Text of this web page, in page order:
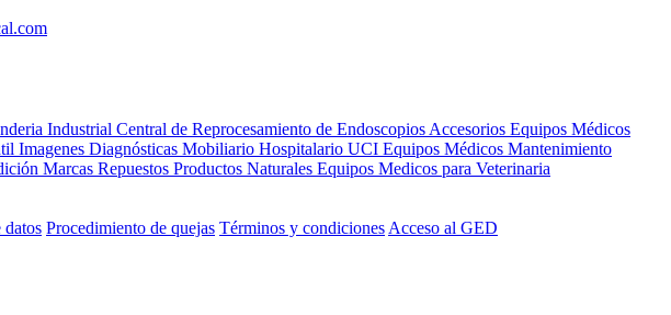
Industrial Central de Reprocesamiento de Endoscopios Accesorios Equipos Médicos
Imagenes Diagnósticas Mobiliario Hospitalario UCI Equipos Médicos Mantenimiento
Marcas Repuestos Productos Naturales Equipos Medicos para Veterinaria
datos Procedimiento de quejas Términos y condiciones Acceso al GED